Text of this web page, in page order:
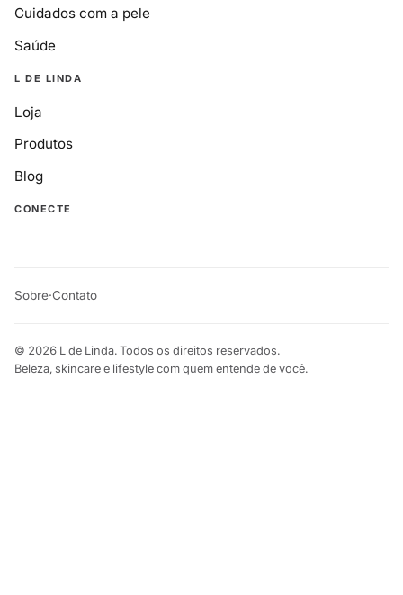
Cuidados com a pele
Saúde
L DE LINDA
Loja
Produtos
Blog
CONECTE
Sobre·Contato
© 2026 L de Linda. Todos os direitos reservados.
Beleza, skincare e lifestyle com quem entende de você.